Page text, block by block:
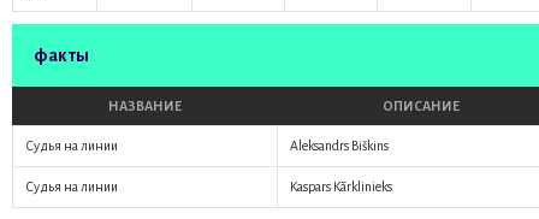
факты
НАЗВАНИЕ ОПИСАНИЕ
Судья на линии Aleksandrs Biškins
Судья на линии Kaspars Kārklinieks